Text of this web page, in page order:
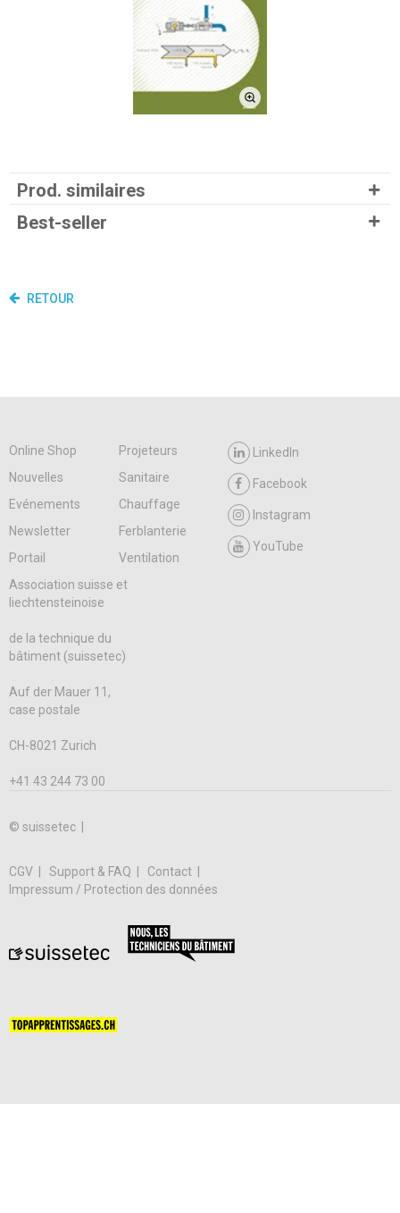
Prod. similaires
Best-seller
RETOUR
Online Shop
Projeteurs
Nouvelles
Sanitaire
Evénements
Chauffage
Newsletter
Ferblanterie
Portail
Ventilation
LinkedIn
Facebook
Instagram
YouTube
Association suisse et
liechtensteinoise
de la technique du
bâtiment (suissetec)
Auf der Mauer 11,
case postale
CH-8021 Zurich
+41 43 244 73 00
© suissetec |
CGV Support & FAQ
Contact
Impressum / Protection des données